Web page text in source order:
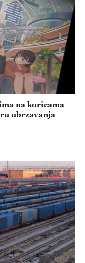
na koricama
ubrzavanja